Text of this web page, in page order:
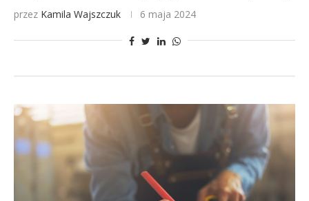
przez Kamila Wajszczuk 6 maja 2024